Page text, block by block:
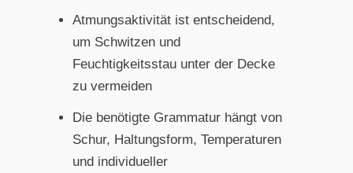
Atmungsaktivität ist entscheidend,
um Schwitzen und
Feuchtigkeitsstau unter der Decke
zu vermeiden
Die benötigte Grammatur hängt von
Schur, Haltungsform, Temperaturen
und individueller